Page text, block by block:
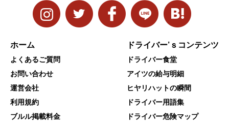
ホーム
よくあるご質問
お問い合わせ
運営会社
利用規約
ブルル掲載料金
ドライバー’ｓコンテンツ
ドライバー食堂
アイツの給与明細
ヒヤリハットの瞬間
ドライバー用語集
ドライバー危険マップ